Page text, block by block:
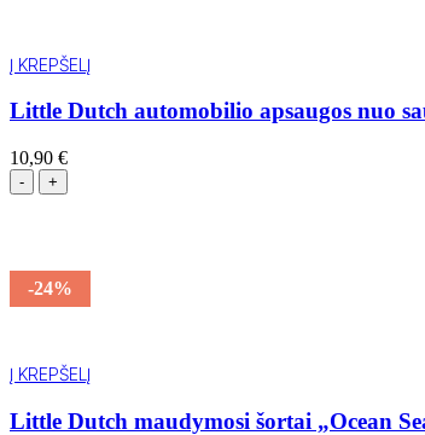
Į KREPŠELĮ
Little Dutch automobilio apsaugos nuo
10,90 €
-24%
AKCIJA
Į KREPŠELĮ
Little Dutch maudymosi šortai „Ocean